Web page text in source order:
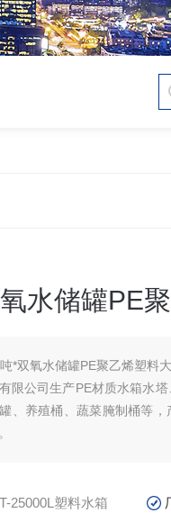
水储罐PE
*双氧水储罐PE聚乙烯塑料
限公司生产PE材质水箱水
、养殖桶、蔬菜腌制桶等，
生等多种行业中得到广泛应
25000L塑料水箱